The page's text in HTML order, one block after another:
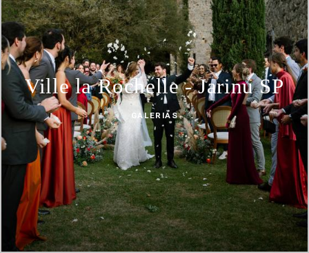
Ville la Rochelle - Jarinu SP
GALERIAS